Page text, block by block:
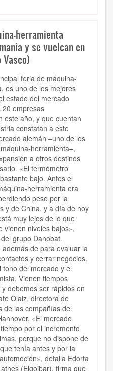
herramienta
y se vuelcan en
feria de máquina-
es uno de los mejores
estado del mercado
20 empresas
este año, y que cuentan
constatan a este
alemán –uno de los
herramienta–,
a otros destinos
«El termómetro
bajo. Antes el
herramienta era
peso por la
y de China, y a día de hoy
muy lejos de lo que
vienen niveles bajos»,
grupo Danobat.
además de para evaluar la
y cerrar negocios.
tono del mercado y el
Vienen tiempos
debemos ser rápidos en
Olaiz, directora de
de las compañías del
«El mercado
por el incremento
porque no dispone de
tenía antes y por la
detalla Edorta
(Elgoibar), firma que